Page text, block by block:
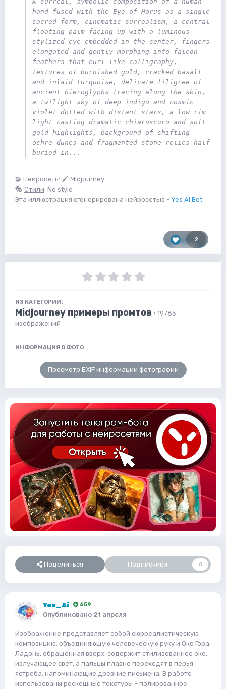
hand fused with the Eye of Horus as a single
sacred form, cinematic surrealism, a central
floating palm facing up with a luminous
stylized eye embedded in the center, fingers
elongated and gently morphing into falcon
feathers that curl like calligraphy,
textures of burnished gold, cracked basalt
and inlaid turquoise, delicate filigree of
ancient hieroglyphs tracing along the skin,
a twilight sky of deep indigo and cosmic
violet dotted with distant stars, a low rim
light casting dramatic chiaroscuro and soft
gold highlights, background of shifting
ochre dunes and fragmented stone relics half
buried in...
🧩 Нейросеть: 🖌 Midjourney
🎭 Стили: No style
Эта иллюстрация сгенерирована нейросетью - Yes Ai Bot
2
ИЗ КАТЕГОРИИ:
Midjourney примеры промтов · 19785
изображений
ИНФОРМАЦИЯ О ФОТО
Просмотр EXIF информации фотографии
Поделиться Подписчики 0
Yes_Ai 659
Опубликовано 21 апреля
Изображение представляет собой сюрреалистическую
композицию, объединяющую человеческую руку и Око Гора.
Ладонь, обращенная вверх, содержит стилизованное око,
излучающее свет, а пальцы плавно переходят в перья
ястреба, напоминающие древние письмена. В работе
использованы роскошные текстуры – полированное